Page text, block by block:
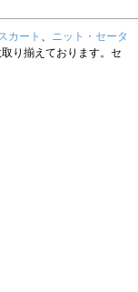
カート 、 ニット・セータ
り揃えております。セ